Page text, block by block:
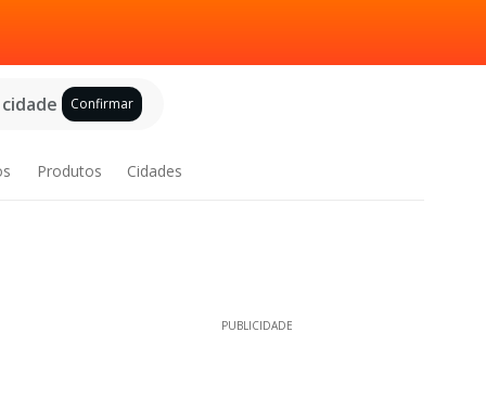
Confirmar
Produtos Cidades
PUBLICIDADE